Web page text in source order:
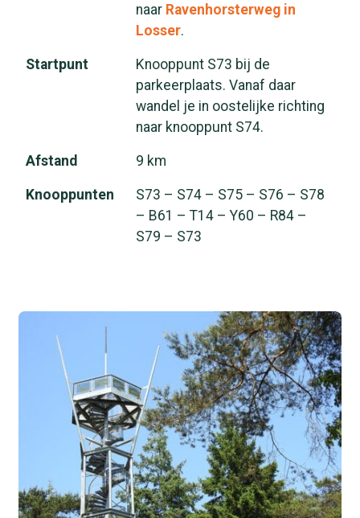
naar Ravenhorsterweg in
Losser.
Startpunt
Knooppunt S73 bij de
parkeerplaats. Vanaf daar
wandel je in oostelijke richting
naar knooppunt S74.
Afstand 9 km
Knooppunten
S73 – S74 – S75 – S76 – S78
– B61 – T14 – Y60 – R84 –
S79 – S73